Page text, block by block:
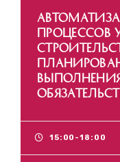
процессов
15:00-18:00